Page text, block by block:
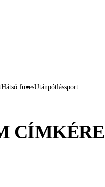
Hátsó füvesUtánpótlássport
CÍMKÉRE